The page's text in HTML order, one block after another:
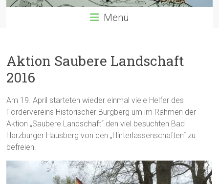
Menü
Aktion Saubere Landschaft
2016
Am 19. April starteten wieder einmal viele Helfer des
Fördervereins Historischer Burgberg um im Rahmen der
Aktion „Saubere Landschaft“ den viel besuchten Bad
Harzburger Hausberg von den „Hinterlassenschaften“ zu
befreien.